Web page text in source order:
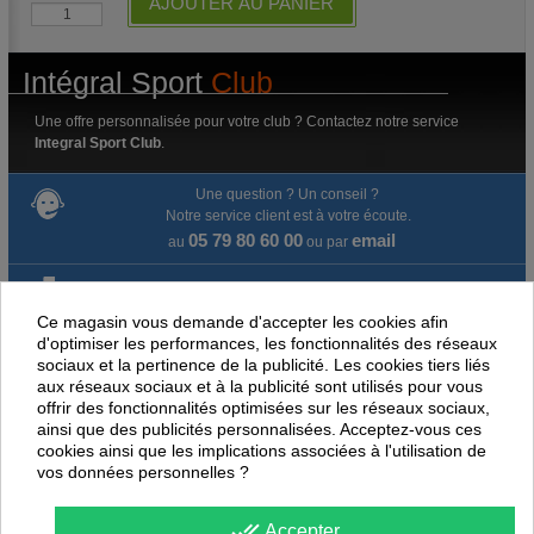
Intégral Sport Club
Une offre personnalisée pour votre club ? Contactez notre service
Integral Sport Club
Une question ? Un conseil ?
Notre service client est à votre écoute.
au 05 79 80 60 00ou par email
Livraison gratuite dès 100 € d'achat.
Paiement en ligne 100% sécurisé
Paiement par virement
Satisfait ou remboursé jusqu'à 60 jours
NOUS PENSONS QUE CES ARTICLES
Ce magasin vous demande d'accepter les cookies afin
d'optimiser les performances, les fonctionnalités des réseaux
sociaux et la pertinence de la publicité. Les cookies tiers liés
aux réseaux sociaux et à la publicité sont utilisés pour vous
offrir des fonctionnalités optimisées sur les réseaux sociaux,
ainsi que des publicités personnalisées. Acceptez-vous ces
cookies ainsi que les implications associées à l'utilisation de
vos données personnelles ?